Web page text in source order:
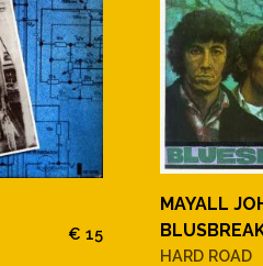
€ 15
MAYALL
HARD ROAD